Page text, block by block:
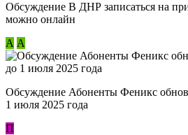
Обсуждение В ДНР записаться на
можно онлайн
А А
Обсуждение Абоненты Феникс
1 июля 2025 года
П